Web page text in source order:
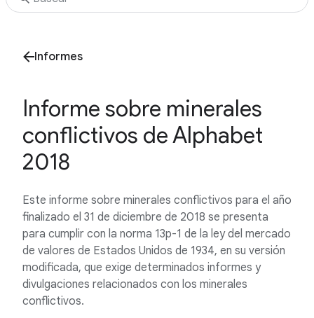
Informes
Informe sobre minerales
conflictivos de Alphabet
2018
Este informe sobre minerales conflictivos para el año
finalizado el 31 de diciembre de 2018 se presenta
para cumplir con la norma 13p-1 de la ley del mercado
de valores de Estados Unidos de 1934, en su versión
modificada, que exige determinados informes y
divulgaciones relacionados con los minerales
conflictivos.